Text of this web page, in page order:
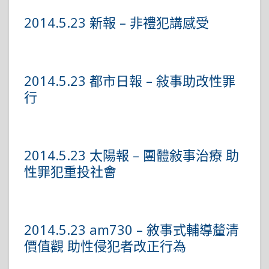
2014.5.23 新報 – 非禮犯講感受
2014.5.23 都市日報 – 敍事助改性罪
行
2014.5.23 太陽報 – 團體敍事治療 助
性罪犯重投社會
2014.5.23 am730 – 敘事式輔導釐清
價值觀 助性侵犯者改正行為